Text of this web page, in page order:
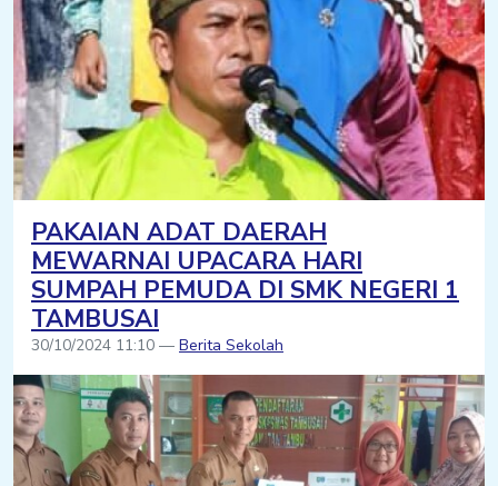
PAKAIAN ADAT DAERAH
MEWARNAI UPACARA HARI
SUMPAH PEMUDA DI SMK NEGERI 1
TAMBUSAI
30/10/2024 11:10 — Berita Sekolah